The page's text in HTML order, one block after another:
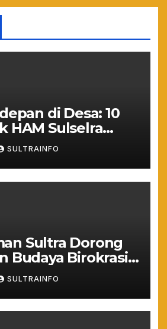
di Desa: 10
HAM Sulselra
Mengawal
SULTRAINFO
Sultra Dorong
Budaya Birokrasi
2026
SULTRAINFO